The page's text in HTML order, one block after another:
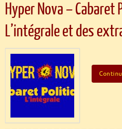
Hyper Nova – Cabaret
L’intégrale et des